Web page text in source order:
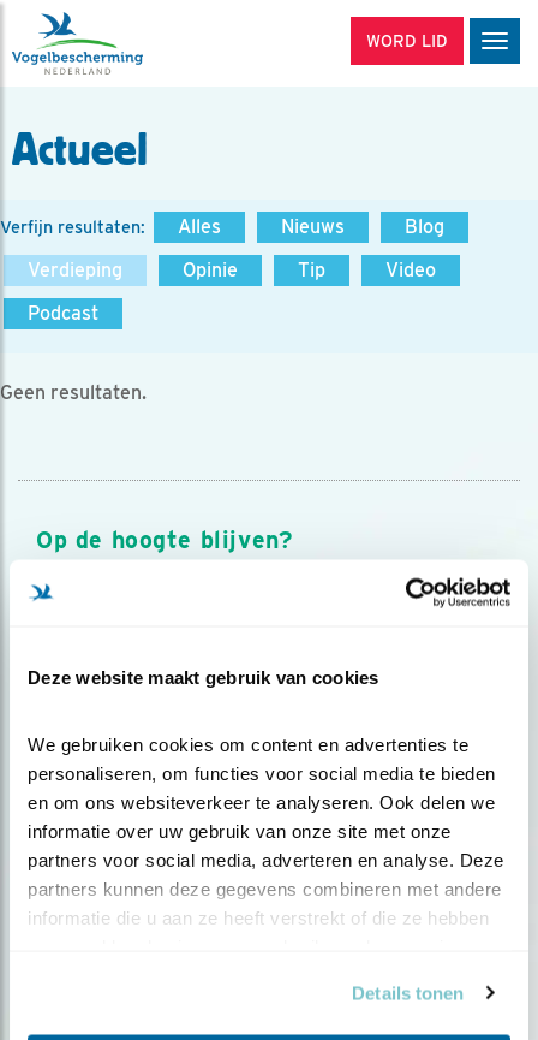
Deze website maakt gebruik van cookies
We gebruiken cookies om content en advertenties te
personaliseren, om functies voor social media te bieden
en om ons websiteverkeer te analyseren. Ook delen we
informatie over uw gebruik van onze site met onze
partners voor social media, adverteren en analyse. Deze
partners kunnen deze gegevens combineren met andere
informatie die u aan ze heeft verstrekt of die ze hebben
Details tonen
WORD LID
Actueel
Verfijn resultaten: Alles Nieuws
Blog
Verdieping
Opinie Tip
Video
Podcast
Geen resultaten.
Op de hoogte blijven?
Meld je aan en ontvang nieuws, inspiratie, acties en tips
over vogels en activiteiten van Vogelbescherming.